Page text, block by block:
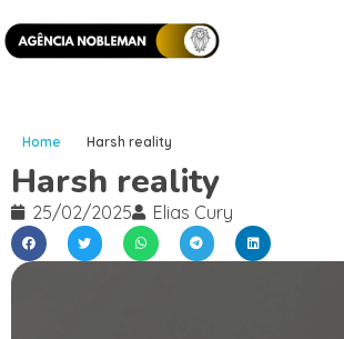
Home Harsh reality
Harsh reality
25/02/2025 Elias Cury